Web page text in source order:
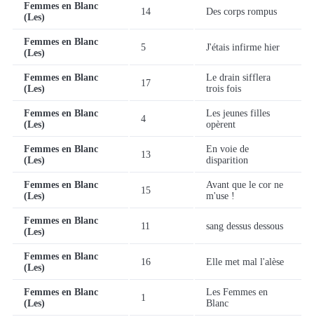
Femmes en Blanc
(Les)
14 Des corps rompus
Femmes en Blanc
(Les)
5 J'étais infirme hier
Femmes en Blanc
(Les)
17
Le drain sifflera
trois fois
Femmes en Blanc
(Les)
4
Les jeunes filles
opèrent
Femmes en Blanc
(Les)
13
En voie de
disparition
Femmes en Blanc
(Les)
15
Avant que le cor ne
m'use !
Femmes en Blanc
(Les)
11 sang dessus dessous
Femmes en Blanc
(Les)
16 Elle met mal l'alèse
Femmes en Blanc
(Les)
1
Les Femmes en
Blanc